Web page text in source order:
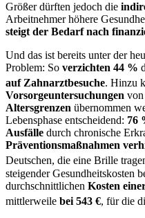
Größer dürften jedoch die
Arbeitnehmer höhere
steigt der Bedarf nach
Und das ist bereits unter der
Problem: So verzichten 44 %
auf Zahnarztbesuche. Hinzu
Vorsorgeuntersuchungen
Altersgrenzen übernommen
Lebensphase entscheidend: 76
Ausfälle durch chronische
Präventionsmaßnahmen
Deutschen, die eine Brille
steigender Gesundheitskosten
durchschnittlichen Kosten
mittlerweile bei 543 €, für die